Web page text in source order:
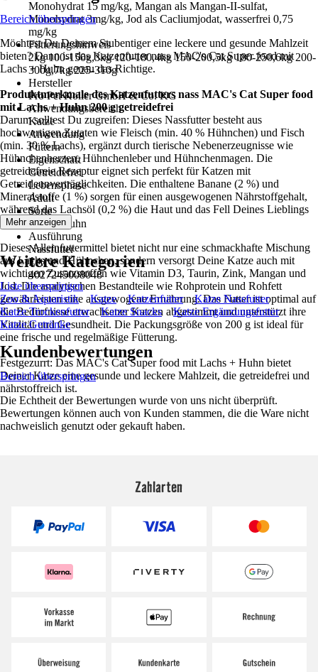
Monohydrat 15 mg/kg, Mangan als Mangan-II-sulfat,
Monohydrat 3mg/kg, Jod als Cacliumjodat, wasserfrei 0,75
mg/kg
Fütterungshinweis
2kg 100-150g,3kg 120-180,4kg 150-200,5kg 180-250,6kg 200-
300g,7kg 225-310g
Hersteller
Pro Pet Koller GmbH & Co. KG
Anwendungsbereich
Katze
Anwendung
Füttern
Eigenschaft
Getreidefrei
Lebensphase
Adult
Sorte
Lachs, Huhn
Ausführung
Nassfutter
EAN
4027245008048
Bereich überspringen
Möchtest Du Deinem Stubentiger eine leckere und gesunde Mahlzeit
bieten? Dann ist das Katzenfutter nass MAC's Cat Super food mit
Lachs + Huhn genau das Richtige.
Produktmerkmale des Katzenfutters nass MAC's Cat Super food
mit Lachs + Huhn 200 g getreidefrei
Darum solltest Du zugreifen: Dieses Nassfutter besteht aus
hochwertigen Zutaten wie Fleisch (min. 40 % Hühnchen) und Fisch
(min. 30 % Lachs), ergänzt durch tierische Nebenerzeugnisse wie
Hühnchenherzen, Hühnchenleber und Hühnchenmagen. Die
getreidefreie Rezeptur eignet sich perfekt für Katzen mit
Getreideunverträglichkeiten. Die enthaltene Banane (2 %) und
Mineralstoffe (1 %) sorgen für einen ausgewogenen Nährstoffgehalt,
während das Lachsöl (0,2 %) die Haut und das Fell Deines Lieblings
unterstützt.
Dieses Alleinfuttermittel bietet nicht nur eine schmackhafte Mischung
aus Lachs und Hühnchen, sondern versorgt Deine Katze auch mit
wichtigen Zusatzstoffen wie Vitamin D3, Taurin, Zink, Mangan und
Jod. Die analytischen Bestandteile wie Rohprotein und Rohfett
gewährleisten eine ausgewogene Ernährung. Das Futter ist optimal auf
die Bedürfnisse erwachsener Katzen abgestimmt und unterstützt ihre
Vitalität und Gesundheit. Die Packungsgröße von 200 g ist ideal für
eine frische und regelmäßige Fütterung.
Festgezurrt: Das MAC's Cat Super food mit Lachs + Huhn bietet
Deiner Katze eine gesunde und leckere Mahlzeit, die getreidefrei und
nährstoffreich ist.
Mehr anzeigen
Weitere Kategorien
Liste überspringen
Zoo & Aquaristik
Katze Katzenfutter
Katze Nassfutter
Katze Trockenfutter
Katze Snacks
Katze Ergänzungsfutter
Katze Getränke
Kundenbewertungen
Bereich überspringen
Die Echtheit der Bewertungen wurde von uns nicht überprüft.
Bewertungen können auch von Kunden stammen, die die Ware nicht
nachweislich genutzt oder gekauft haben.
Zahlarten